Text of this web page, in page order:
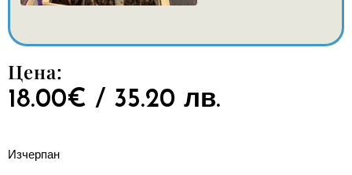
Цена:
18.00€ / 35.20 лв.
Изчерпан